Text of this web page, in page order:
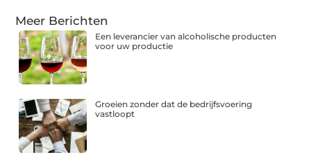
Meer Berichten
Een leverancier van alcoholische producten
voor uw productie
Groeien zonder dat de bedrijfsvoering
vastloopt